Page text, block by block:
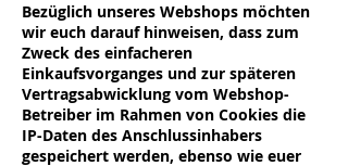
Bezüglich unseres Webshops möchten
wir euch darauf hinweisen, dass zum
Zweck des einfacheren
Einkaufsvorganges und zur späteren
Vertragsabwicklung vom Webshop-
Betreiber im Rahmen von Cookies die
IP-Daten des Anschlussinhabers
gespeichert werden, ebenso wie euer